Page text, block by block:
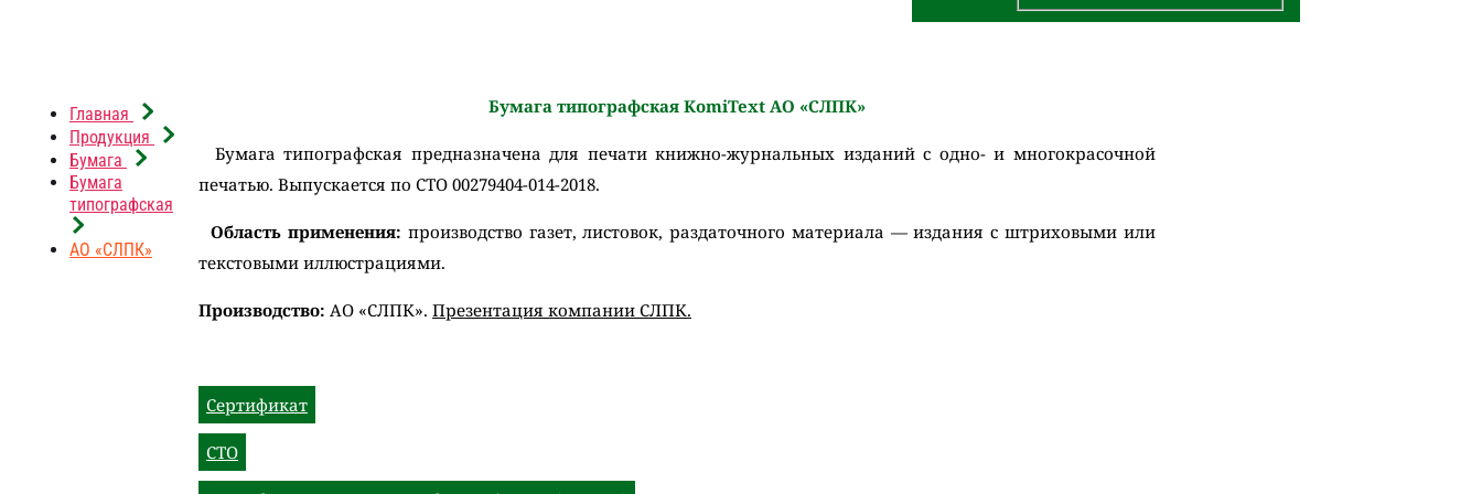
Главная
Продукция
Бумага
Бумага
типографская
АО «СЛПК»
Бумага типографская KomiText АО «СЛПК»
Бумага типографская предназначена для печати книжно-журнальных изданий с одно- и многокрасочной
печатью. Выпускается по СТО 00279404-014-2018.
Область применения: производство газет, листовок, раздаточного материала — издания с штриховыми или
текстовыми иллюстрациями.
Производство: АО «СЛПК». Презентация компании СЛПК.
Сертификат
СТО